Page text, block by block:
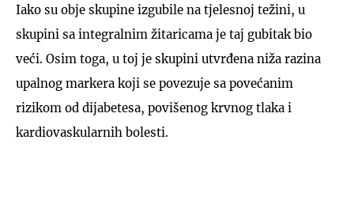
Iako su obje skupine izgubile na tjelesnoj težini, u
skupini sa integralnim žitaricama je taj gubitak bio
veći. Osim toga, u toj je skupini utvrđena niža razina
upalnog markera koji se povezuje sa povećanim
rizikom od dijabetesa, povišenog krvnog tlaka i
kardiovaskularnih bolesti.